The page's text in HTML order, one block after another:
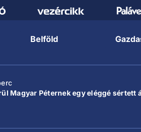
Belföld
Magyar Péternek egy eléggé